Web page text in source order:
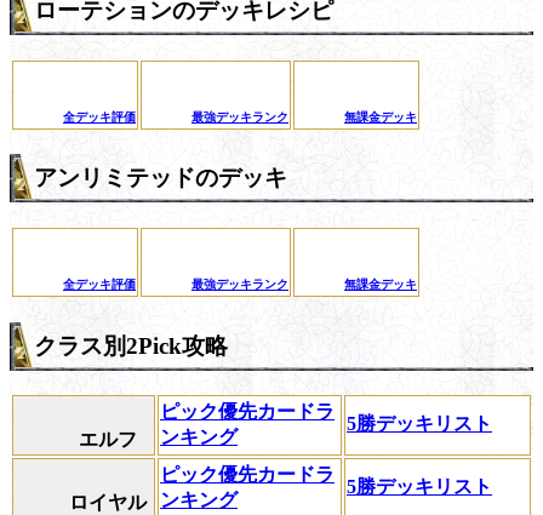
ローテションのデッキレシピ
全デッキ評価 最強デッキランク 無課金デッキ
アンリミテッドのデッキ
全デッキ評価 最強デッキランク 無課金デッキ
クラス別2Pick攻略
エルフ
ピック優先カードラ
ンキング
5勝デッキリスト
ロイヤル
ピック優先カードラ
ンキング
5勝デッキリスト